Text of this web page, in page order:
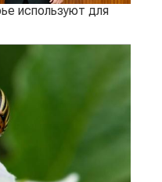
используют для